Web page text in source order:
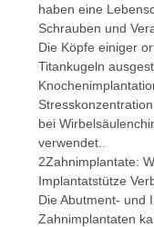
haben eine
Schrauben und
Die Köpfe einiger
Titankugeln
bei
verwendet..
2Zahnimplantate:
Implantatstütze
Die Abutment- und
Zahnimplantaten